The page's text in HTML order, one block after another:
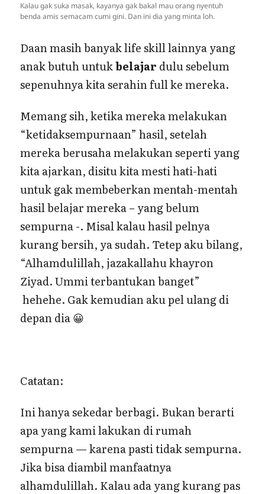
Kalau gak suka masak, kayanya gak bakal mau orang nyentuh
benda amis semacam cumi gini. Dan ini dia yang minta loh.
Daan masih banyak life skill lainnya yang
anak butuh untukbelajar dulu sebelum
sepenuhnya kita serahin full ke mereka.
Memang sih, ketika mereka melakukan
“ketidaksempurnaan” hasil, setelah
mereka berusaha melakukan seperti yang
kita ajarkan, disitu kita mesti hati-hati
untuk gak membeberkan mentah-mentah
hasil belajar mereka – yang belum
sempurna -. Misal kalau hasil pelnya
kurang bersih, ya sudah. Tetep aku bilang,
“Alhamdulillah, jazakallahu khayron
Ziyad. Ummi terbantukan banget”
hehehe. Gak kemudian aku pel ulang di
depan dia 😀
Catatan:
Ini hanya sekedar berbagi. Bukan berarti
apa yang kami lakukan di rumah
sempurna — karena pasti tidak sempurna.
Jika bisa diambil manfaatnya
alhamdulillah. Kalau ada yang kurang pas